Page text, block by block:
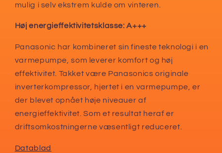
mulig i selv ekstrem kulde om vinteren.
Høj energieffektivitetsklasse: A+++
Panasonic har kombineret sin fineste teknologi i en
varmepumpe, som leverer komfort og høj
effektivitet. Takket være Panasonics originale
inverterkompressor, hjertet i en varmepumpe, er
der blevet opnået høje niveauer af
energieffektivitet. Som et resultat heraf er
driftsomkostningerne væsentligt reduceret.
Datablad